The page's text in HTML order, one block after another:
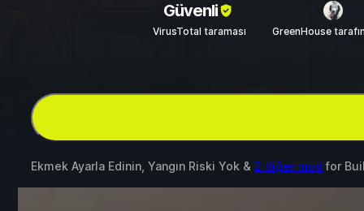
Güvenli
VirusTotal taraması GreenHouse
Ekmek Ayarla Edinin, Yangın Riski Yok & 2 diğer mod for